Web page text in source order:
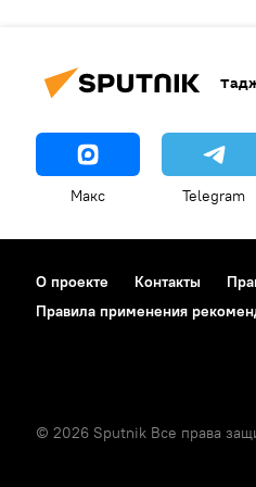
Макс Telegram
О проекте Контакты
Правила применения
© 2026 Sputnik Все права